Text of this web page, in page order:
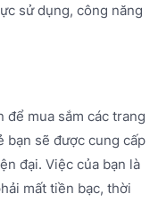
sử dụng, công năng
để mua sắm các trang
bạn sẽ được cung cấp
đại. Việc của bạn là
mất tiền bạc, thời